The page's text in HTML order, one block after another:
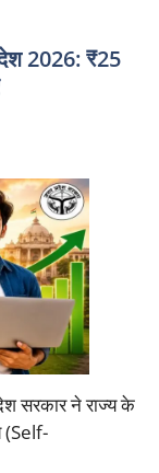
2026: ₹25
सरकार ने राज्य के
(Self-